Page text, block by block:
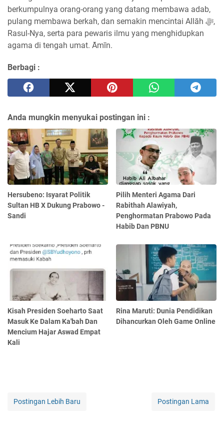
berkumpulnya orang-orang yang datang membawa adab,
pulang membawa berkah, dan semakin mencintai Allāh ﷻ,
Rasul-Nya, serta para pewaris ilmu yang menghidupkan
agama di tengah umat. Āmīn.
Berbagi :
Anda mungkin menyukai postingan ini :
Hersubeno: Isyarat Politik
Sultan HB X Dukung Prabowo -
Sandi
Pilih Menteri Agama Dari
Rabithah Alawiyah,
Penghormatan Prabowo Pada
Habib Dan PBNU
Kisah Presiden Soeharto Saat
Masuk Ke Dalam Ka'bah Dan
Mencium Hajar Aswad Empat
Kali
Rina Maruti: Dunia Pendidikan
Dihancurkan Oleh Game Online
Postingan Lebih Baru Postingan Lama